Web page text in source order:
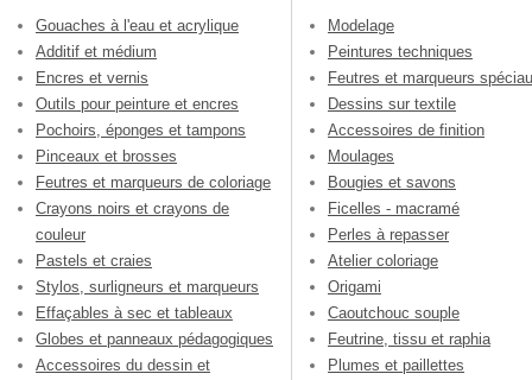
Gouaches à l'eau et acrylique
Additif et médium
Encres et vernis
Outils pour peinture et encres
Pochoirs, éponges et tampons
Pinceaux et brosses
Feutres et marqueurs de coloriage
Crayons noirs et crayons de
couleur
Pastels et craies
Stylos, surligneurs et marqueurs
Effaçables à sec et tableaux
Globes et panneaux pédagogiques
Accessoires du dessin et
Modelage
Peintures techniques
Feutres et marqueurs
Dessins sur textile
Accessoires de finition
Moulages
Bougies et savons
Ficelles - macramé
Perles à repasser
Atelier coloriage
Origami
Caoutchouc souple
Feutrine, tissu et raphia
Plumes et paillettes